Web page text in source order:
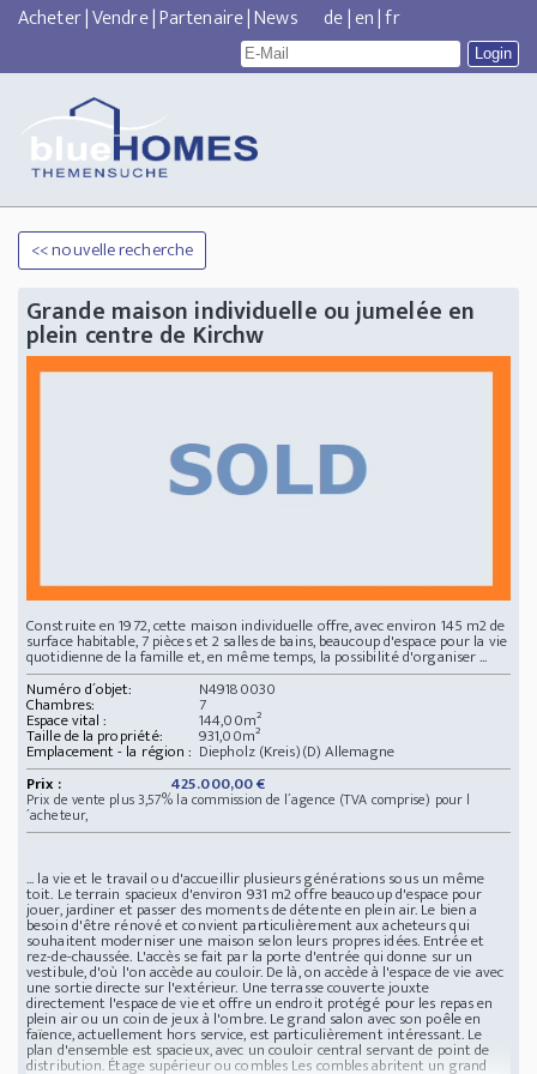
Acheter|Vendre|Partenaire|News de|en|fr
<< nouvelle recherche
Grande maison individuelle ou jumelée en
plein centre de Kirchw
Construite en 1972, cette maison individuelle offre, avec environ 145 m2 de
surface habitable, 7 pièces et 2 salles de bains, beaucoup d'espace pour la vie
quotidienne de la famille et, en même temps, la possibilité d'organiser ...
Numéro d´objet:
N49180030
Chambres: 7
Espace vital : 144,00m²
Taille de la propriété: 931,00m²
Emplacement - la région : Diepholz (Kreis)(D) Allemagne
Prix :
425.000,00 €
Prix de vente plus 3,57% la commission de l´agence (TVA comprise) pour l
´acheteur,
... la vie et le travail ou d'accueillir plusieurs générations sous un même
toit. Le terrain spacieux d'environ 931 m2 offre beaucoup d'espace pour
jouer, jardiner et passer des moments de détente en plein air. Le bien a
besoin d'être rénové et convient particulièrement aux acheteurs qui
souhaitent moderniser une maison selon leurs propres idées. Entrée et
rez-de-chaussée. L'accès se fait par la porte d'entrée qui donne sur un
vestibule, d'où l'on accède au couloir. De là, on accède à l'espace de vie avec
une sortie directe sur l'extérieur. Une terrasse couverte jouxte
directement l'espace de vie et offre un endroit protégé pour les repas en
plein air ou un coin de jeux à l'ombre. Le grand salon avec son poêle en
faïence, actuellement hors service, est particulièrement intéressant. Le
plan d'ensemble est spacieux, avec un couloir central servant de point de
distribution. Étage supérieur ou combles Les combles abritent un grand